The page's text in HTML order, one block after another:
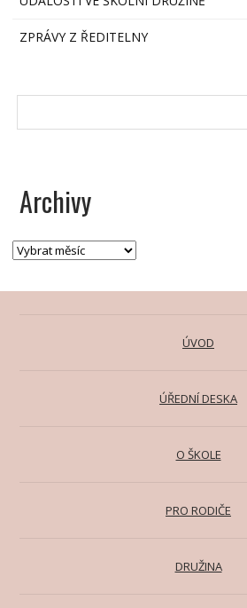
ZPRÁVY Z ŘEDITELNY
Archivy
ÚVOD
ÚŘEDNÍ DESKA
O ŠKOLE
PRO RODIČE
DRUŽINA